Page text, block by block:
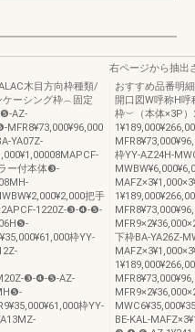
木目方向枠種類/
ーシング枠︵固定
AZ-
YA07Z-
ー付本体❸-
把手
1220Z-❸-❹-❺-
枠YY-
❸-❹-❺-AZ-
枠YY-
右ページから抽出
おすすめ品番明
開口図W呼称H
枠︶（本体×3P
枠YY-AZ24H-
下枠BA-YA26Z-
BE-KAL-